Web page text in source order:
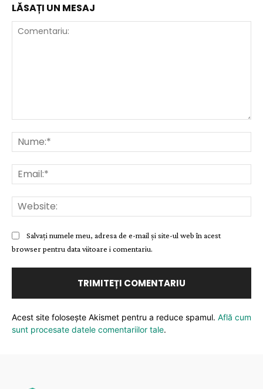
LĂSAȚI UN MESAJ
Salvați numele meu, adresa de e-mail și site-ul web în acest
browser pentru data viitoare i comentariu.
Acest site folosește Akismet pentru a reduce spamul. Află cum
sunt procesate datele comentariilor tale.